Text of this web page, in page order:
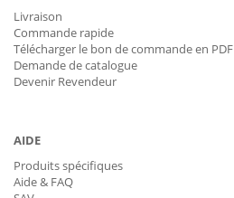
Livraison
Commande rapide
Télécharger le bon de commande en PDF
Demande de catalogue
Devenir Revendeur
AIDE
Produits spécifiques
Aide & FAQ